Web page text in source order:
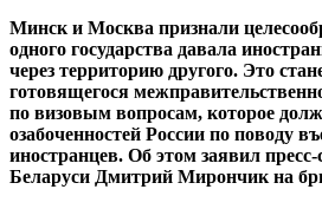
Минск и Москва признали
одного государства давала
через территорию другого. Это
готовящегося
по визовым вопросам, которое
озабоченностей России по поводу
иностранцев. Об этом заявил
Беларуси Дмитрий Мирончик на